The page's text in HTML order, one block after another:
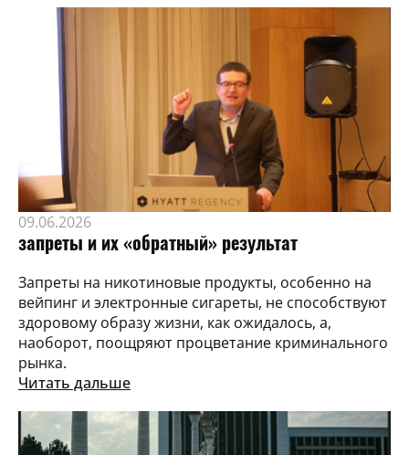
09.06.2026
запреты и их «обратный» результат
Запреты на никотиновые продукты, особенно на
вейпинг и электронные сигареты, не способствуют
здоровому образу жизни, как ожидалось, а,
наоборот, поощряют процветание криминального
рынка.
Читать дальше